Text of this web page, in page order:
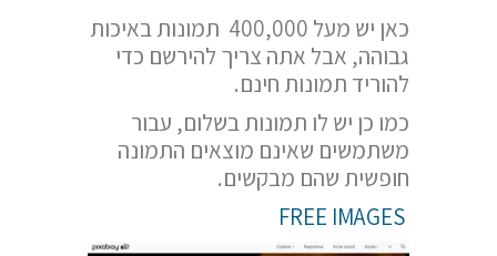
כאן יש מעל 400,000 תמונות באיכות
גבוהה, אבל אתה צריך להירשם כדי
להוריד תמונות חינם.
כמו כן יש לו תמונות בשלום, עבור
משתמשים שאינם מוצאים התמונה
חופשית שהם מבקשים.